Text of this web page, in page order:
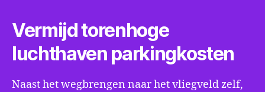
Vermijd torenhoge
luchthaven parkingkosten
Naast het wegbrengen naar het vliegveld zelf,